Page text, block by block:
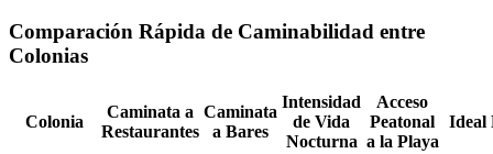
Comparación Rápida de Caminabilidad entre
Colonias
Colonia
Caminata a
Restaurantes
Caminata
a Bares
Intensidad
de Vida
Nocturna
Acceso
Peatonal
a la Playa
Ideal